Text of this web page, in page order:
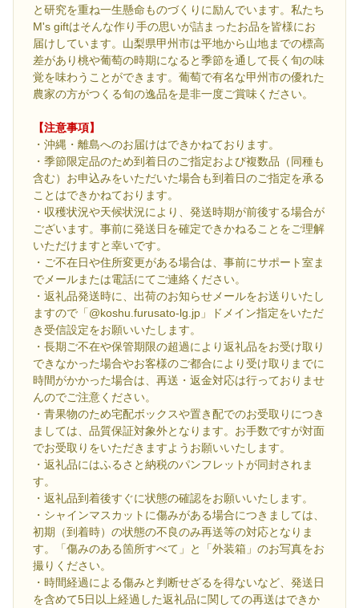
と研究を重ね一生懸命ものづくりに励んでいます。私たち
M's giftはそんな作り手の思いが詰まったお品を皆様にお
届けしています。山梨県甲州市は平地から山地までの標高
差があり桃や葡萄の時期になると季節を通して長く旬の味
覚を味わうことができます。葡萄で有名な甲州市の優れた
農家の方がつくる旬の逸品を是非一度ご賞味ください。
【注意事項】
・沖縄・離島へのお届けはできかねております。
・季節限定品のため到着日のご指定および複数品（同種も
含む）お申込みをいただいた場合も到着日のご指定を承る
ことはできかねております。
・収穫状況や天候状況により、発送時期が前後する場合が
ございます。事前に発送日を確定できかねることをご理解
いただけますと幸いです。
・ご不在日や住所変更がある場合は、事前にサポート室ま
でメールまたは電話にてご連絡ください。
・返礼品発送時に、出荷のお知らせメールをお送りいたし
ますので「@koshu.furusato-lg.jp」ドメイン指定をいただ
き受信設定をお願いいたします。
・長期ご不在や保管期限の超過により返礼品をお受け取り
できなかった場合やお客様のご都合により受け取りまでに
時間がかかった場合は、再送・返金対応は行っておりませ
んのでご注意ください。
・青果物のため宅配ボックスや置き配でのお受取りにつき
ましては、品質保証対象外となります。お手数ですが対面
でお受取りをいただきますようお願いいたします。
・返礼品にはふるさと納税のパンフレットが同封されま
す。
・返礼品到着後すぐに状態の確認をお願いいたします。
・シャインマスカットに傷みがある場合につきましては、
初期（到着時）の状態の不良のみ再送等の対応となりま
す。「傷みのある箇所すべて」と「外装箱」のお写真をお
撮りください。
・時間経過による傷みと判断せざるを得ないなど、発送日
を含めて5日以上経過した返礼品に関しての再送はできか